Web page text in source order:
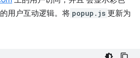
用户互动逻辑。将 popup.js 更新为